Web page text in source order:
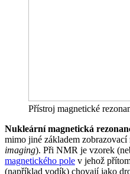
Přístroj magnetické
Nukleární magnetická
mimo jiné základem zobrazovací
imaging). Při NMR je vzorek
magnetického pole v jehož
(například vodík) chovají jako